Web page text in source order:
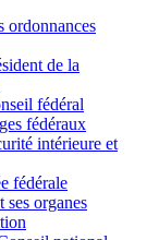
ordonnances
de la
fédéral
fédéraux
intérieure et
fédérale
organes